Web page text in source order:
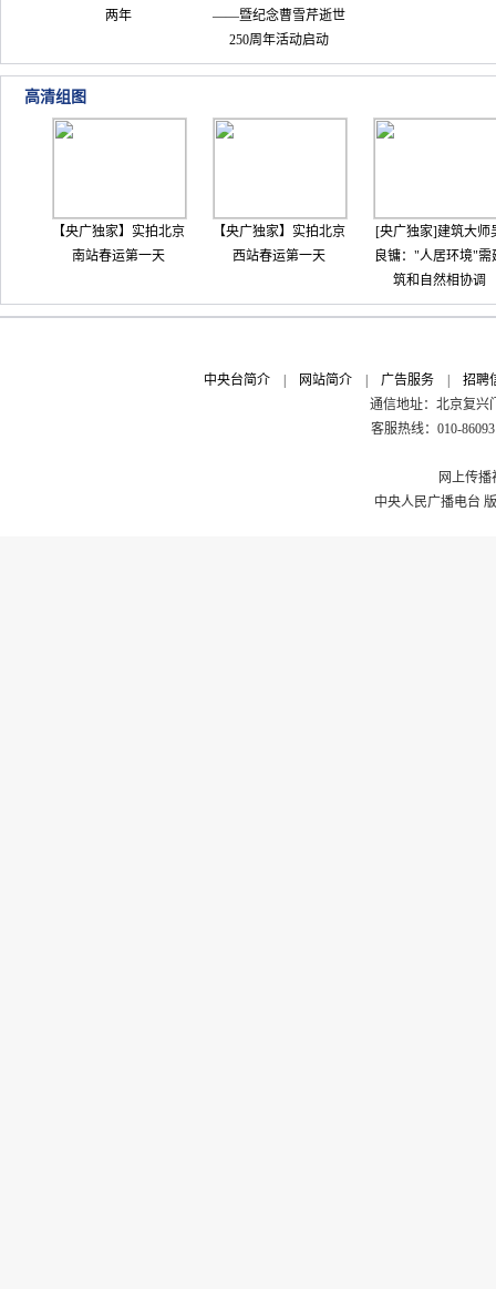
两年
——暨纪念曹雪芹逝世
250周年活动启动
高清组图
【央广独家】实拍北京
南站春运第一天
【央广独家】实拍北京
西站春运第一天
[央广独家]建筑大师
良镛："人居环境"需
筑和自然相协调
中央台简介 网站简介 广告服务
招聘
通信地址：北京复兴
客服热线：010-
网上传播
中央人民广播电台